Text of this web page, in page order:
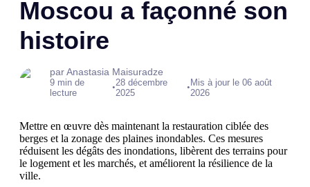
Moscou a façonné son
histoire
par Anastasia Maisuradze
9 min de
lecture
•28 décembre
2025
• Mis à jour le 06 août
2026
Mettre en œuvre dès maintenant la restauration ciblée des
berges et la zonage des plaines inondables. Ces mesures
réduisent les dégâts des inondations, libèrent des terrains pour
le logement et les marchés, et améliorent la résilience de la
ville.